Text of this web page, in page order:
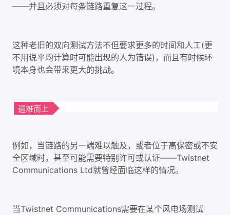
——并且必须对每条链路重复这一过程。
这种老旧的双向测试方法不但要求更多的时间和人工(更
不用说平均计算时可能出现的人为错误)，而且有时候环
境本身也会带来更大的挑战。
迎难而上
例如，当链路的另一端难以触及，或者位于高保密或不安
全区域时，甚至可能需要特别许可或认证——Twistnet
Communications Ltd就曾经面临这样的情况。
当Twistnet Communications需要在某个风电场测试